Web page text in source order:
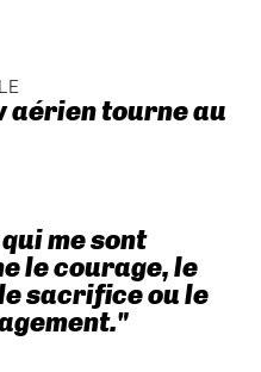
aérien tourne au
me sont
le courage, le
sacrifice ou le